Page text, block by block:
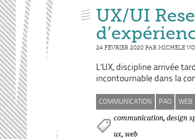
UX/UI
24 FÉVRIER 2020 PAR MICHÈLE
L’UX, discipline arrivée
incontournable dans la
COMMUNICATION PAO WEB
communication, design
ux, web